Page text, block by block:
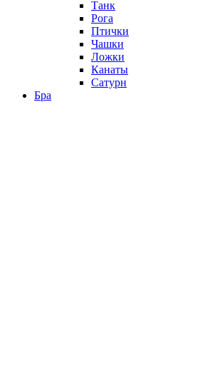
Танк
Рога
Птички
Чашки
Ложки
Канаты
Сатурн
Бра